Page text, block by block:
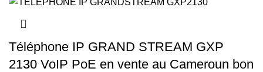
Téléphone IP GRAND STREAM GXP
2130 VoIP PoE en vente au Cameroun bon